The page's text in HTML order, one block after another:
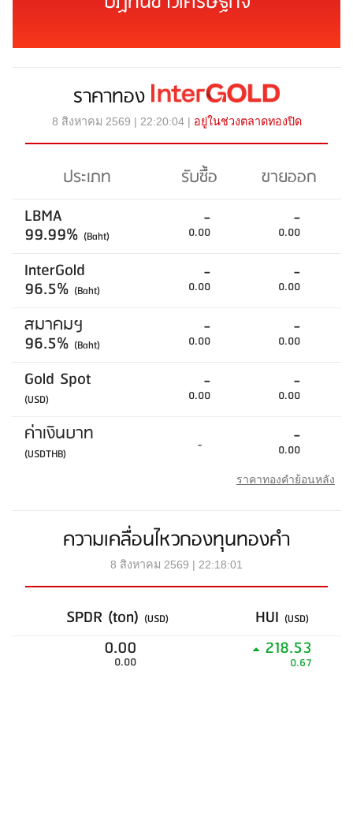
ราคาทอง
8 สิงหาคม 2569 | 22:20:04 | อยู่ในช่วงตลาดทองปิด
ประเภท รับซื้อ
ขายออก
LBMA
99.99% (Baht)
-
0.00
-
0.00
InterGold
96.5% (Baht)
-
0.00
-
0.00
สมาคมฯ
96.5% (Baht)
-
0.00
-
0.00
Gold Spot
(USD)
-
0.00
-
0.00
ค่าเงินบาท
(USDTHB) - -
0.00
ราคาทองคำย้อนหลัง
ความเคลื่อนไหวกองทุนทองคำ
8 สิงหาคม 2569 | 22:18:01
SPDR (ton) (USD) HUI (USD)
0.00
0.00
218.53
0.67